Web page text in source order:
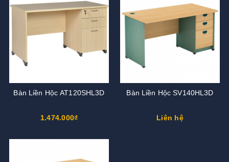
Bàn Liền Hộc AT120SHL3D
1.474.000₫
Bàn Liền Hộc SV140HL3D
Liên hệ